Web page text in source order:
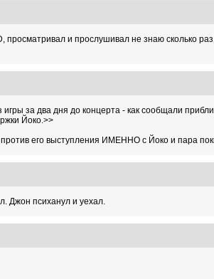
и прослушивал не знаю сколько
за два дня до концерта - как сообщали
Йоко.>>
его выступления ИМЕННО с Йоко и пара
Джон психанул и уехал.